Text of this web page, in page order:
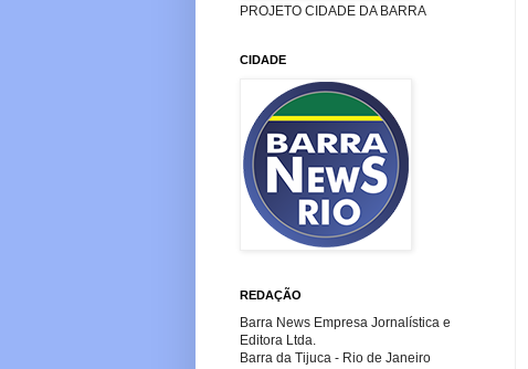
PROJETO CIDADE DA BARRA
CIDADE
REDAÇÃO
Barra News Empresa Jornalística e
Editora Ltda.
Barra da Tijuca - Rio de Janeiro